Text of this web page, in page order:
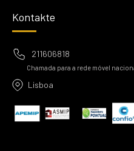
Kontakte
211606818
Chamada para a rede móvel
Lisboa